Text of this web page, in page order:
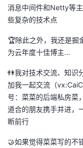
消息中间件和Netty等
些复杂的技术点
🏆除此之外，我还是掘
为云年度十佳博主…
👫我对技术交流、知识
加我一起交流（
号：菜菜的后端私房菜
道合的朋友携手并进，
断前行
🤝如果觉得菜菜写的不